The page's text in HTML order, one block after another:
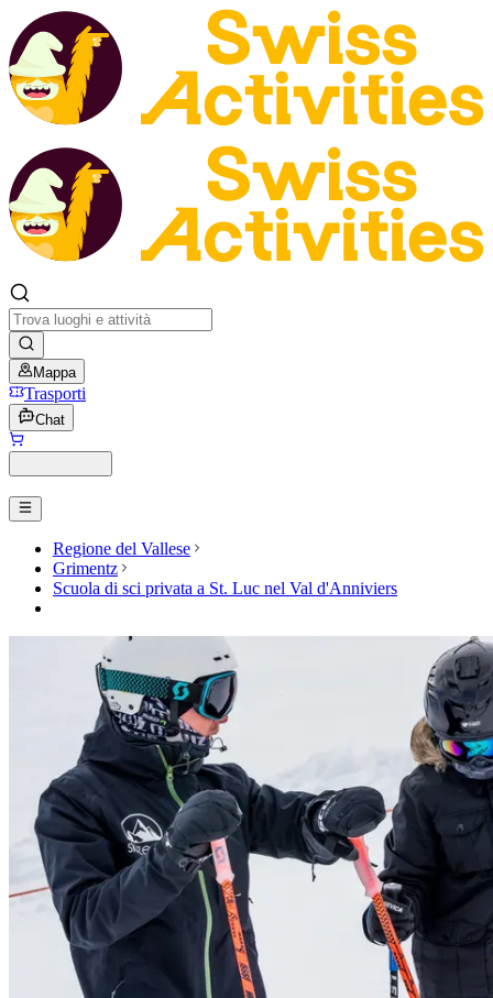
Mappa
Trasporti
Chat
Regione del Vallese
Grimentz
Scuola di sci privata a St. Luc nel Val d'Anniviers